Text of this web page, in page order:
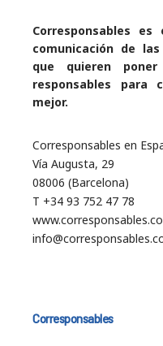
Corresponsables
comunicación de
que quieren
responsables para
mejor.
Corresponsables en
Vía Augusta, 29
08006 (Barcelona)
T +34 93 752 47 78
Corresponsables